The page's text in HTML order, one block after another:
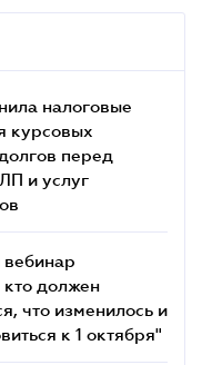
налоговые
курсовых
перед
и услуг
вебинар
должен
что изменилось и
к 1 октября"